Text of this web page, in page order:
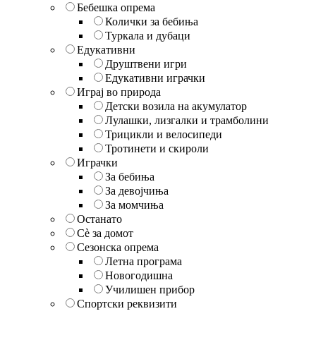
Бебешка опрема
Колички за бебиња
Туркала и дубаци
Едукативни
Друштвени игри
Едукативни играчки
Играј во природа
Детски возила на акумулатор
Лулашки, лизгалки и трамболини
Трицикли и велосипеди
Тротинети и скироли
Играчки
За бебиња
За девојчиња
За момчиња
Останато
Сè за домот
Сезонска опрема
Летна програма
Новогодишна
Училишен прибор
Спортски реквизити